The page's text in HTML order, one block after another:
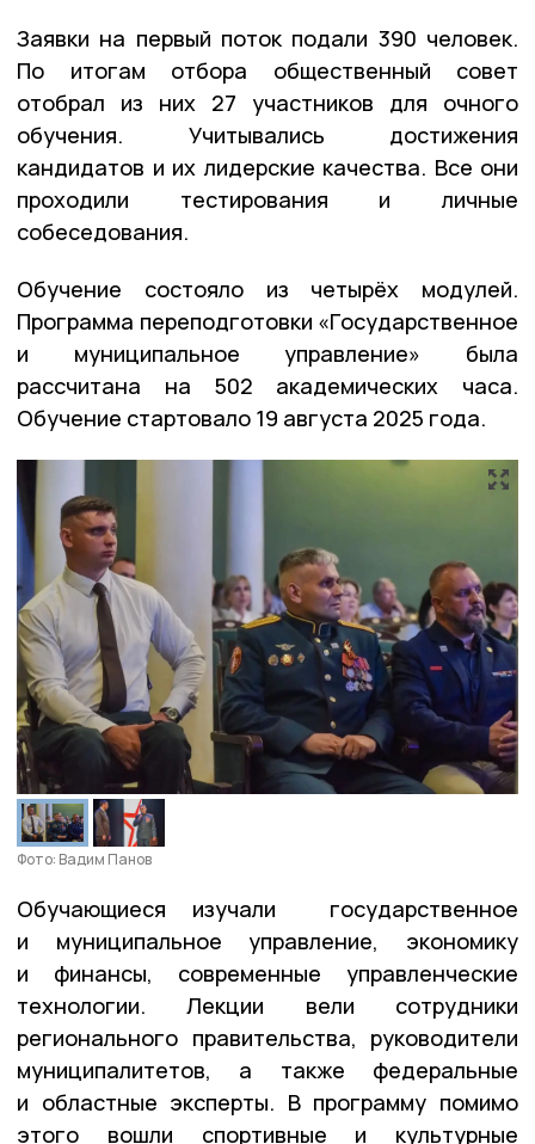
Заявки на первый поток подали 390 человек.
По итогам отбора общественный совет
отобрал из них 27 участников для очного
обучения. Учитывались достижения
кандидатов и их лидерские качества. Все они
проходили тестирования и личные
собеседования.
Обучение состояло из четырёх модулей.
Программа переподготовки «Государственное
и муниципальное управление» была
рассчитана на 502 академических часа.
Обучение стартовало 19 августа 2025 года.
Фото: Вадим Панов
Обучающиеся изучали государственное
и муниципальное управление, экономику
и финансы, современные управленческие
технологии. Лекции вели сотрудники
регионального правительства, руководители
муниципалитетов, а также федеральные
и областные эксперты. В программу помимо
этого вошли спортивные и культурные